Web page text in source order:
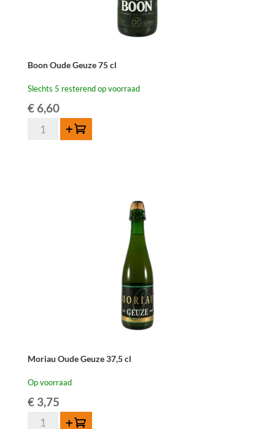
Boon Oude Geuze 75 cl
Slechts 5 resterend op voorraad
€6,60
Boon
Toevoegen
Moriau Oude Geuze 37,5 cl
Op voorraad
€3,75
Moriau
Toevoegen